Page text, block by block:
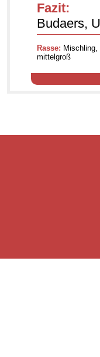
Fazit:
Budaers,
Rasse: Mischling,
mittelgroß